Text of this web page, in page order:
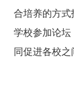
合培养的方式
学校参加论坛
同促进各校之